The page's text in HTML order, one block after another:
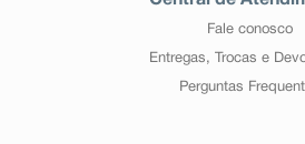
Fale conosco
Entregas, Trocas e
Perguntas